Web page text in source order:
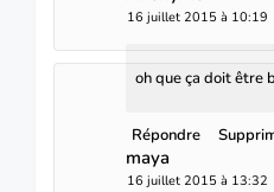
16 juillet 2015 à 10:19
oh que ça doit être
Répondre
maya
16 juillet 2015 à 13:32